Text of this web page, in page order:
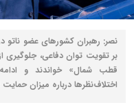
نصر: رهبران کشورهای عضو ناتو
بر تقویت توان دفاعی،
قطب شمال» خواندند و
اختلاف‌نظرها درباره میزان